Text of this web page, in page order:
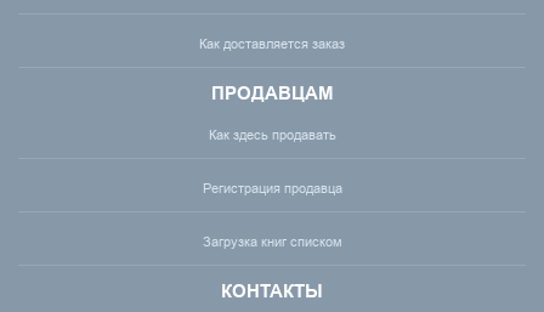
Как доставляется заказ
ПРОДАВЦАМ
Как здесь продавать
Регистрация продавца
Загрузка книг списком
КОНТАКТЫ